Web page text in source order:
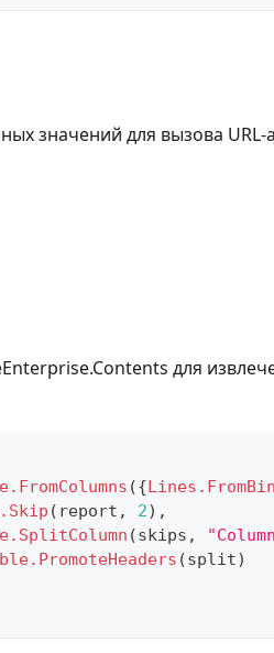
значений для вызова URL-
для
({
( report , 2) ,
(skips ,
(split)